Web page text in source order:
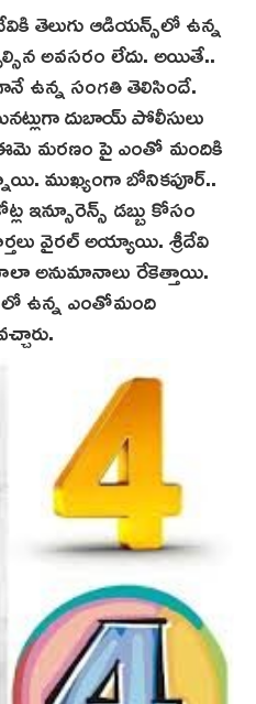
తెలుగు ఆడియన్స్‌లో ఉన్న
అవసరం లేదు. అయితే..
ఉన్న సంగతి తెలిసిందే.
దుబాయ్ పోలీసులు
ఈమె మరణం పై ఎంతో మందికి
ముఖ్యంగా బోనికపూర్..
ఇన్సూరెన్స్ డబ్బు కోసం
వైరల్ అయ్యాయి. శ్రీదేవి
అనుమానాలు రేకెత్తాయి.
ఉన్న ఎంతోమంది